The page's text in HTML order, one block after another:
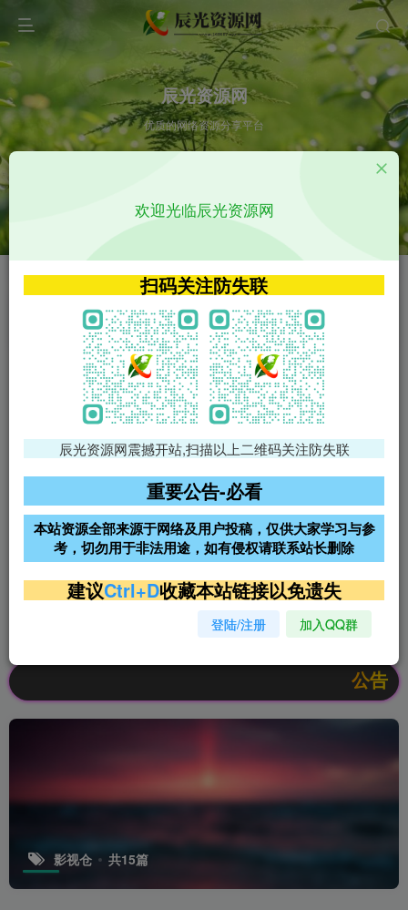
辰光资源网
优质的网络资源分享平台
VIP特权介绍 APP源码
VIP特权介绍
火
VIP特权介绍
影视源码
影视源码
免费领支付宝红包
腾讯轻量4核4G3M服务器38元/
阿里云2核2G200M服务器68元/
年
雨云高防免备案服务器
超低价文字广告位招租 超低价文字广告位招租
超低价文字广告位招租
公告：欢
影视仓 共15篇
欢迎光临辰光资源网
扫码关注防失联
辰光资源网震撼开站,扫描以上二维码关注防失联
重要公告-必看
本站资源全部来源于网络及用户投稿，仅供大家学习与参
考，切勿用于非法用途，如有侵权请联系站长删除
建议Ctrl+D收藏本站链接以免遗失
登陆/注册 加入QQ群